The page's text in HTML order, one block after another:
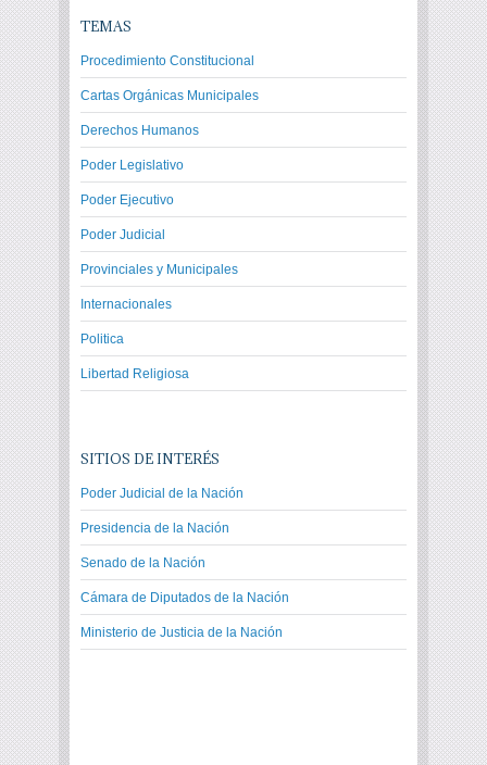
TEMAS
Procedimiento Constitucional
Cartas Orgánicas Municipales
Derechos Humanos
Poder Legislativo
Poder Ejecutivo
Poder Judicial
Provinciales y Municipales
Internacionales
Politica
Libertad Religiosa
SITIOS DE INTERÉS
Poder Judicial de la Nación
Presidencia de la Nación
Senado de la Nación
Cámara de Diputados de la Nación
Ministerio de Justicia de la Nación